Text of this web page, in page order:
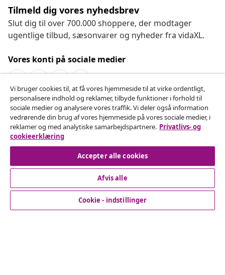
Tilmeld dig vores nyhedsbrev
Slut dig til over 700.000 shoppere, der modtager
ugentlige tilbud, sæsonvarer og nyheder fra vidaXL.
Vores konti på sociale medier
Fortryd køb
Indsend en anmodning om at fortryde din ordre.
Fortryd køb
Kundeservice
Vi bruger cookies til, at få vores hjemmeside til at virke ordentligt,
personalisere indhold og reklamer, tilbyde funktioner i forhold til
sociale medier og analysere vores traffik. Vi deler også information
vedrørende din brug af vores hjemmeside på vores sociale medier, i
reklamer og med analytiske samarbejdspartnere. Privatlivs- og
cookieerklæring
Accepter alle cookies
Afvis alle
Cookie - indstillinger